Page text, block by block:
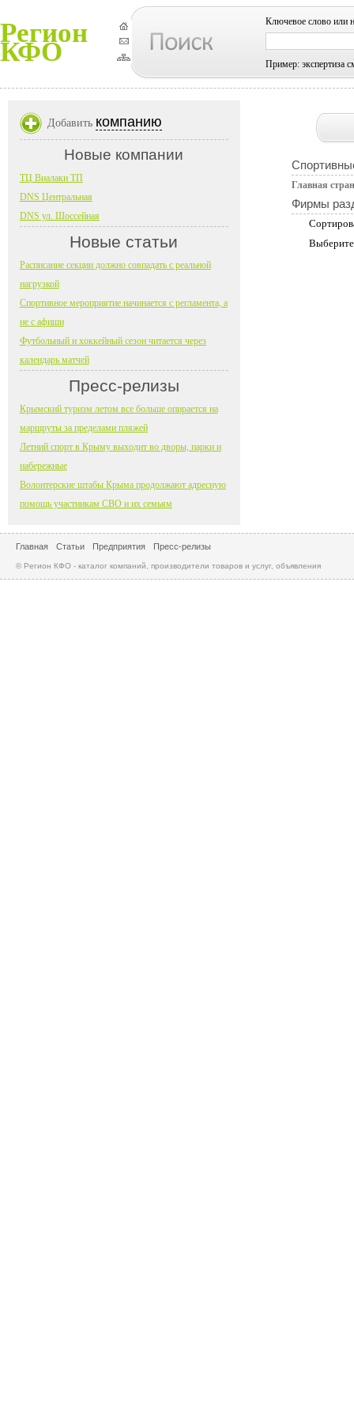
Регион
КФО
Ключевое слово или
Пример: экспертиза
Главная
Фирмы
Добавить компанию
Новые компании
ТЦ Виалаки ТП
DNS Центральная
DNS ул. Шоссейная
Новые статьи
Расписание секции должно совпадать с реальной
нагрузкой
Спортивное мероприятие начинается с регламента, а
не с афиши
Футбольный и хоккейный сезон читается через
календарь матчей
Пресс-релизы
Крымский туризм летом все больше опирается на
маршруты за пределами пляжей
Летний спорт в Крыму выходит во дворы, парки и
набережные
Волонтерские штабы Крыма продолжают адресную
помощь участникам СВО и их семьям
Главная Статьи Предприятия Пресс-релизы
© Регион КФО - каталог компаний, производители товаров и услуг, объявления